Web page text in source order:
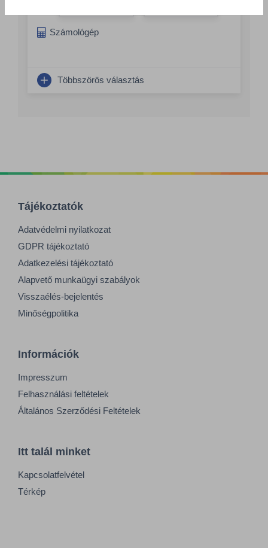
Összeg
Számológép
Többszörös választás
Tájékoztatók
Adatvédelmi nyilatkozat
GDPR tájékoztató
Adatkezelési tájékoztató
Alapvető munkaügyi szabályok
Visszaélés-bejelentés
Minőségpolitika
Információk
Impresszum
Felhasználási feltételek
Általános Szerződési Feltételek
Itt talál minket
Kapcsolatfelvétel
Térkép